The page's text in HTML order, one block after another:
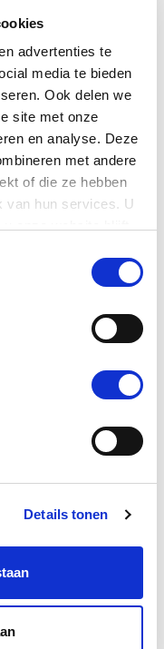
advertenties te
media te bieden
Ook delen we
site met onze
en analyse. Deze
met andere
of die ze hebben
van hun services. U
Details tonen
deelnemers uit
tussen Cobie
van leiderschap.
voorgrond plaatst,